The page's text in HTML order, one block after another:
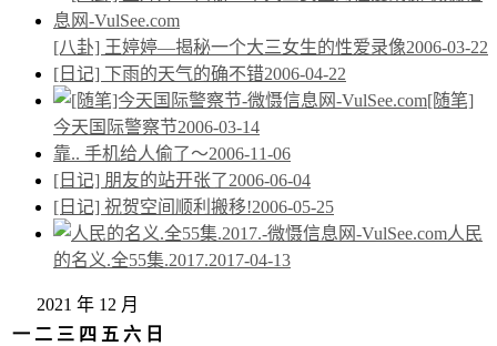
[八卦] 王婷婷—揭秘一个大三女生的性爱录像2006-03-22
[日记] 下雨的天气的确不错2006-04-22
[随笔]
今天国际警察节2006-03-14
靠.. 手机给人偷了～2006-11-06
[日记] 朋友的站开张了2006-06-04
[日记] 祝贺空间顺利搬移!2006-05-25
人民
的名义.全55集.2017.2017-04-13
2021 年 12 月
一 二 三 四 五 六 日